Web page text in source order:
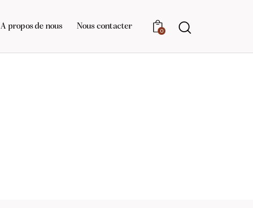
A propos de nous Nous contacter
0